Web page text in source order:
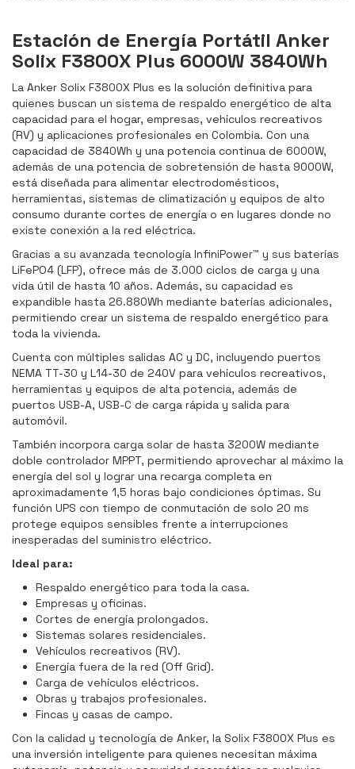
Estación de Energía Portátil Anker
Solix F3800X Plus 6000W 3840Wh
La Anker Solix F3800X Plus es la solución definitiva para
quienes buscan un sistema de respaldo energético de alta
capacidad para el hogar, empresas, vehículos recreativos
(RV) y aplicaciones profesionales en Colombia. Con una
capacidad de 3840Wh y una potencia continua de 6000W,
además de una potencia de sobretensión de hasta 9000W,
está diseñada para alimentar electrodomésticos,
herramientas, sistemas de climatización y equipos de alto
consumo durante cortes de energía o en lugares donde no
existe conexión a la red eléctrica.
Gracias a su avanzada tecnología InfiniPower™ y sus baterías
LiFePO4 (LFP), ofrece más de 3.000 ciclos de carga y una
vida útil de hasta 10 años. Además, su capacidad es
expandible hasta 26.880Wh mediante baterías adicionales,
permitiendo crear un sistema de respaldo energético para
toda la vivienda.
Cuenta con múltiples salidas AC y DC, incluyendo puertos
NEMA TT-30 y L14-30 de 240V para vehículos recreativos,
herramientas y equipos de alta potencia, además de
puertos USB-A, USB-C de carga rápida y salida para
automóvil.
También incorpora carga solar de hasta 3200W mediante
doble controlador MPPT, permitiendo aprovechar al máximo la
energía del sol y lograr una recarga completa en
aproximadamente 1,5 horas bajo condiciones óptimas. Su
función UPS con tiempo de conmutación de solo 20 ms
protege equipos sensibles frente a interrupciones
inesperadas del suministro eléctrico.
Ideal para:
Respaldo energético para toda la casa.
Empresas y oficinas.
Cortes de energía prolongados.
Sistemas solares residenciales.
Vehículos recreativos (RV).
Energía fuera de la red (Off Grid).
Carga de vehículos eléctricos.
Obras y trabajos profesionales.
Fincas y casas de campo.
Con la calidad y tecnología de Anker, la Solix F3800X Plus es
una inversión inteligente para quienes necesitan máxima